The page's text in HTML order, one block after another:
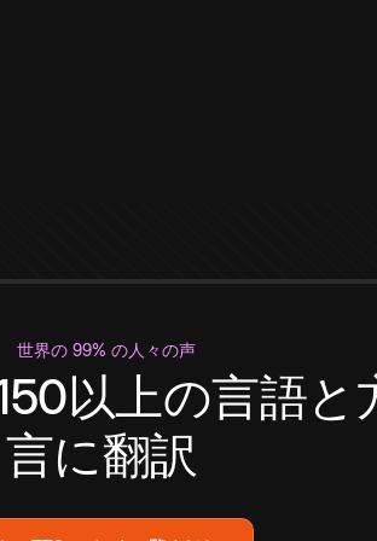
世界の 99% の人々の声
以上の言語と
言に翻訳